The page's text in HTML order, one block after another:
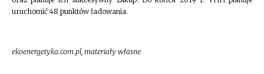
uruchomić 48 punktów ładowania.
ekoenergetyka.com.pl, materiały własne